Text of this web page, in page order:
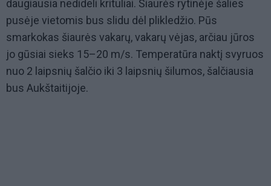
daugiausia nedideli krituliai. Šiaurės rytinėje šalies
pusėje vietomis bus slidu dėl plikledžio. Pūs
smarkokas šiaurės vakarų, vakarų vėjas, arčiau jūros
jo gūsiai sieks 15–20 m/s. Temperatūra naktį svyruos
nuo 2 laipsnių šalčio iki 3 laipsnių šilumos, šalčiausia
bus Aukštaitijoje.